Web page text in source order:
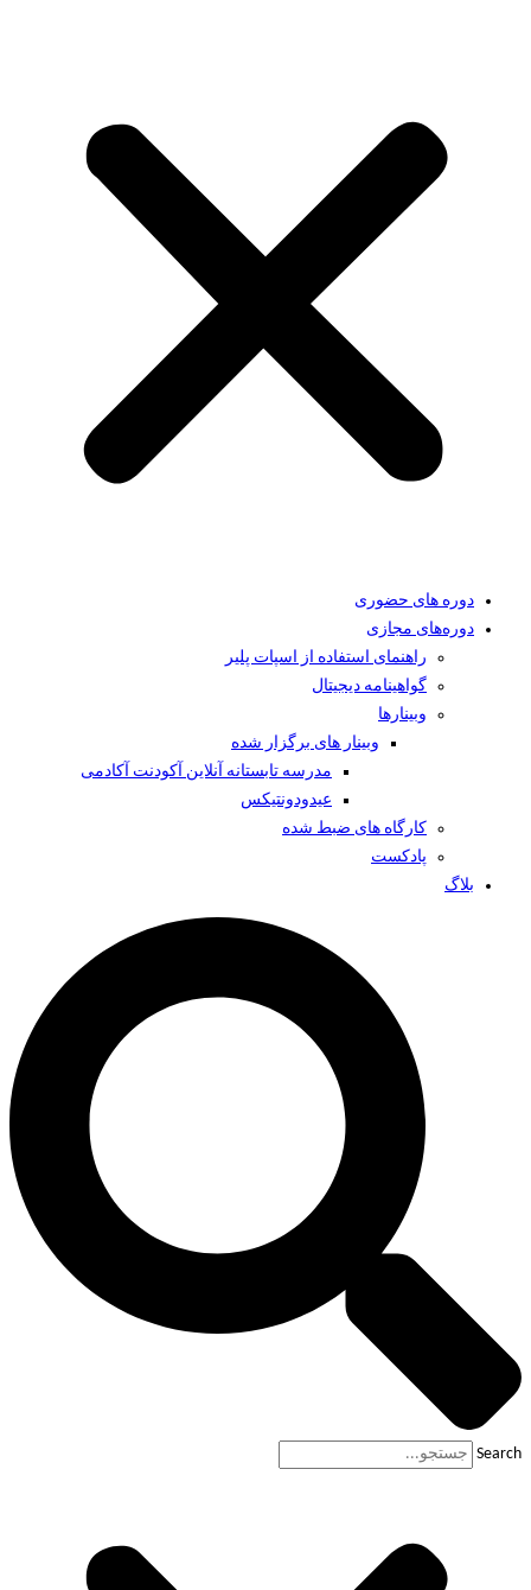
دوره های حضوری
دوره‌های مجازی
راهنمای استفاده از اسپات پلیر
گواهینامه دیجیتال
وبینار‌ها
وبینار های برگزار شده
مدرسه تابستانه آنلاین آکودنت آکادمی
عیدودونتیکس
کارگاه های ضبط شده
پادکست
بلاگ
Search